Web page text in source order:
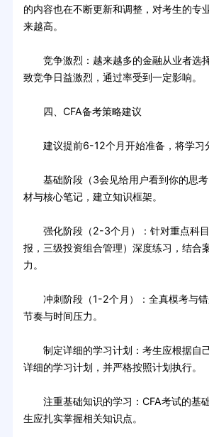
的内容也在不断更新和调整，对考生的专
来越高。
竞争激烈：越来越多的金融从业者选
致竞争日益激烈，通过率受到一定影响。
四、CFA备考策略建议
建议提前6-12个月开始准备，将学习
基础阶段（3会见给用户看到你的思考
材与核心笔记，建立知识框架。
强化阶段（2-3个月）：针对重点科目
报，三级投资组合管理）深度练习，结合
力。
冲刺阶段（1-2个月）：全真模考与错
节奏与时间压力。
制定详细的学习计划：考生应根据自
详细的学习计划，并严格按照计划执行。
注重基础知识的学习：CFA考试的基
生应扎实掌握相关知识点。